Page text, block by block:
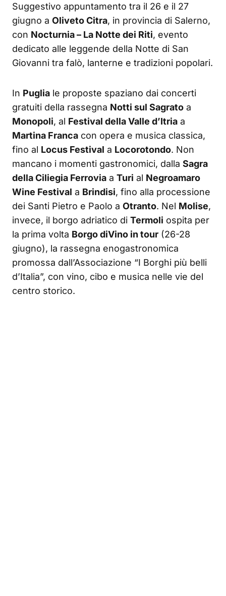
Suggestivo appuntamento tra il 26 e il 27
giugno a Oliveto Citra, in provincia di Salerno,
con Nocturnia – La Notte dei Riti, evento
dedicato alle leggende della Notte di San
Giovanni tra falò, lanterne e tradizioni popolari.
In Puglia le proposte spaziano dai concerti
gratuiti della rassegna Notti sul Sagrato a
Monopoli, al Festival della Valle d’Itria a
Martina Franca con opera e musica classica,
fino al Locus Festival a Locorotondo. Non
mancano i momenti gastronomici, dalla Sagra
della Ciliegia Ferrovia a Turi al Negroamaro
Wine Festival a Brindisi, fino alla processione
dei Santi Pietro e Paolo a Otranto. Nel Molise,
invece, il borgo adriatico di Termoli ospita per
la prima volta Borgo diVino in tour (26-28
giugno), la rassegna enogastronomica
promossa dall’Associazione “I Borghi più belli
d’Italia”, con vino, cibo e musica nelle vie del
centro storico.